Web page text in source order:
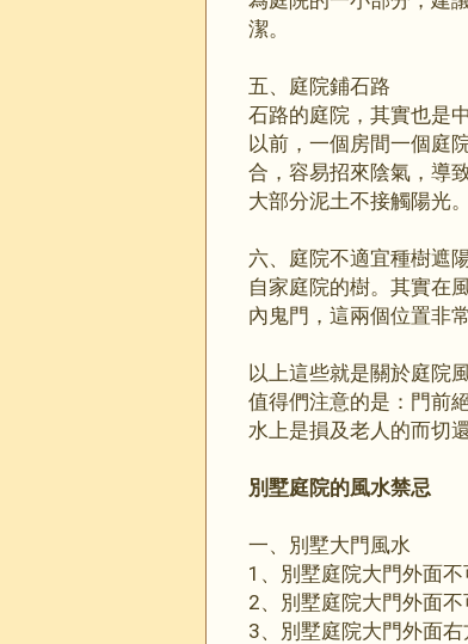
潔。
五、庭院鋪石路
石路的庭院，其實也是
以前，一個房間一個庭
合，容易招來陰氣，導
大部分泥土不接觸陽光。
六、庭院不適宜種樹遮
自家庭院的樹。其實在
內鬼門，這兩個位置非
以上這些就是關於庭院
值得們注意的是：門前
水上是損及老人的而切
別墅庭院的風水禁忌
一、別墅大門風水
1、別墅庭院大門外面不
2、別墅庭院大門外面
3、別墅庭院大門外面右